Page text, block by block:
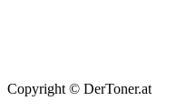
Copyright © DerToner.at